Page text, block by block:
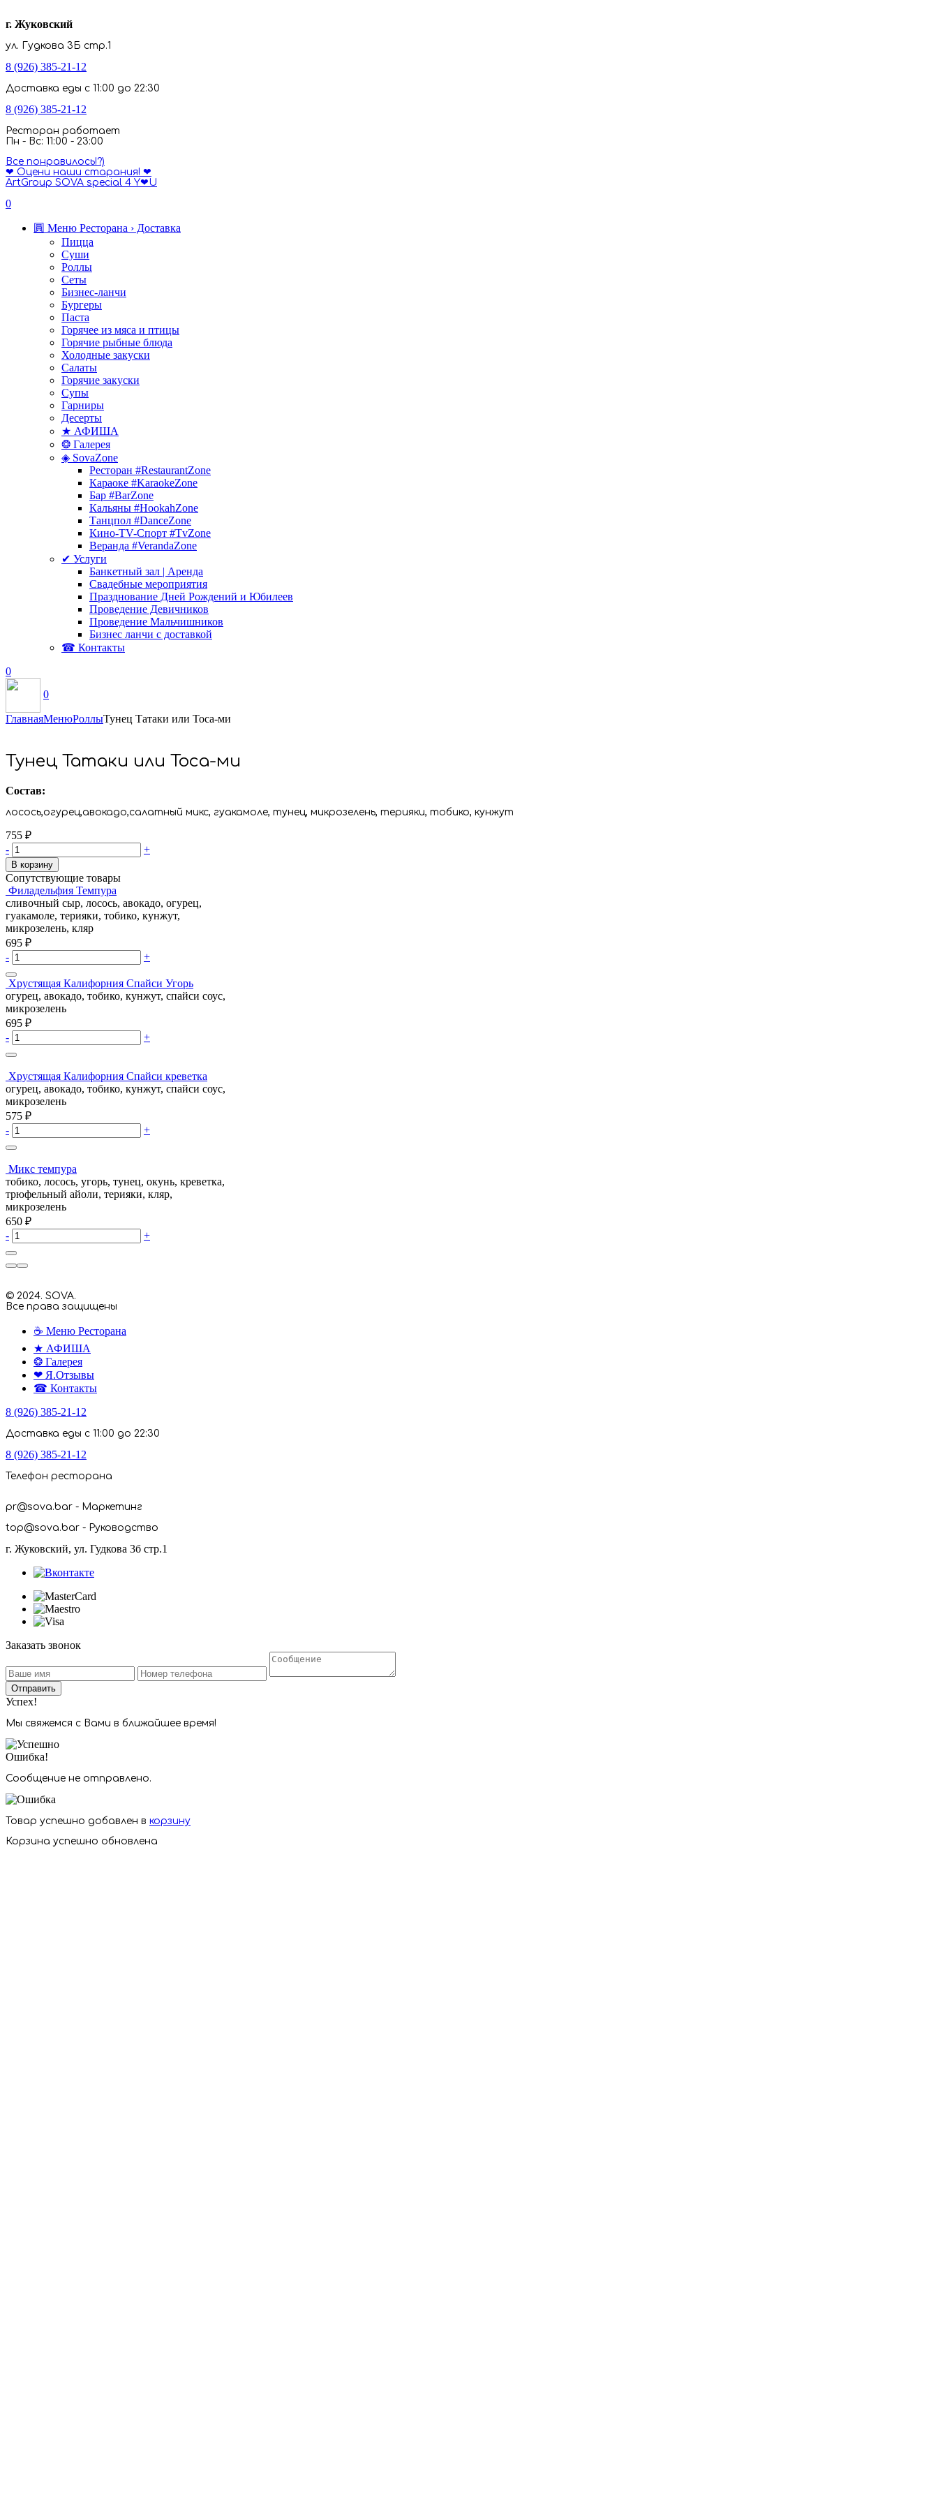
г. Жуковский
ул. Гудкова 3Б стр.1
8 (926) 385-21-12
Доставка еды с 11:00 до 22:30
8 (926) 385-21-12
Ресторан работает
Пн - Вс: 11:00 - 23:00
Все понравилось!?)
❤ Оцени наши старания! ❤
ArtGroup SOVA special 4 Y❤U
0
圓 Меню Ресторана › Доставка
Пицца
Суши
Роллы
Сеты
Бизнес-ланчи
Бургеры
Паста
Горячее из мяса и птицы
Горячие рыбные блюда
Холодные закуски
Салаты
Горячие закуски
Супы
Гарниры
Десерты
★ АФИША
❂ Галерея
◈ SovaZone
Ресторан #RestaurantZone
Караоке #KaraokeZone
Бар #BarZone
Кальяны #HookahZone
Танцпол #DanceZone
Кино-TV-Спорт #TvZone
Веранда #VerandaZone
✔ Услуги
Банкетный зал | Аренда
Свадебные мероприятия
Празднование Дней Рождений и Юбилеев
Проведение Девичников
Проведение Мальчишников
Бизнес ланчи с доставкой
☎ Контакты
0
0
ГлавнаяМенюРоллыТунец Татаки или Тоса-ми
Тунец Татаки или Тоса-ми
Состав:
лосось,огурец,авокадо,салатный микс, гуакамоле, тунец, микрозелень, терияки, тобико, кунжут
755 ₽
-
+
В корзину
Сопутствующие товары
Филадельфия Темпура
сливочный сыр, лосось, авокадо, огурец,
гуакамоле, терияки, тобико, кунжут,
микрозелень, кляр
695 ₽
-
+
Хрустящая Калифорния Спайси Угорь
огурец, авокадо, тобико, кунжут, спайси соус,
микрозелень
695 ₽
-
+
Хрустящая Калифорния Спайси креветка
огурец, авокадо, тобико, кунжут, спайси соус,
микрозелень
575 ₽
-
+
Микс темпура
тобико, лосось, угорь, тунец, окунь, креветка,
трюфельный айоли, терияки, кляр,
микрозелень
650 ₽
-
+
© 2024. SOVA.
Все права защищены
☕ Меню Ресторана
★ АФИША
❂ Галерея
❤ Я.Отзывы
☎ Контакты
8 (926) 385-21-12
Доставка еды с 11:00 до 22:30
8 (926) 385-21-12
Телефон ресторана
pr@sova.bar - Маркетинг
top@sova.bar - Руководство
г. Жуковский, ул. Гудкова 3б стр.1
Заказать звонок
Отправить
Успех!
Мы свяжемся с Вами в ближайшее время!
Ошибка!
Сообщение не отправлено.
Товар успешно добавлен в корзину
Корзина успешно обновлена